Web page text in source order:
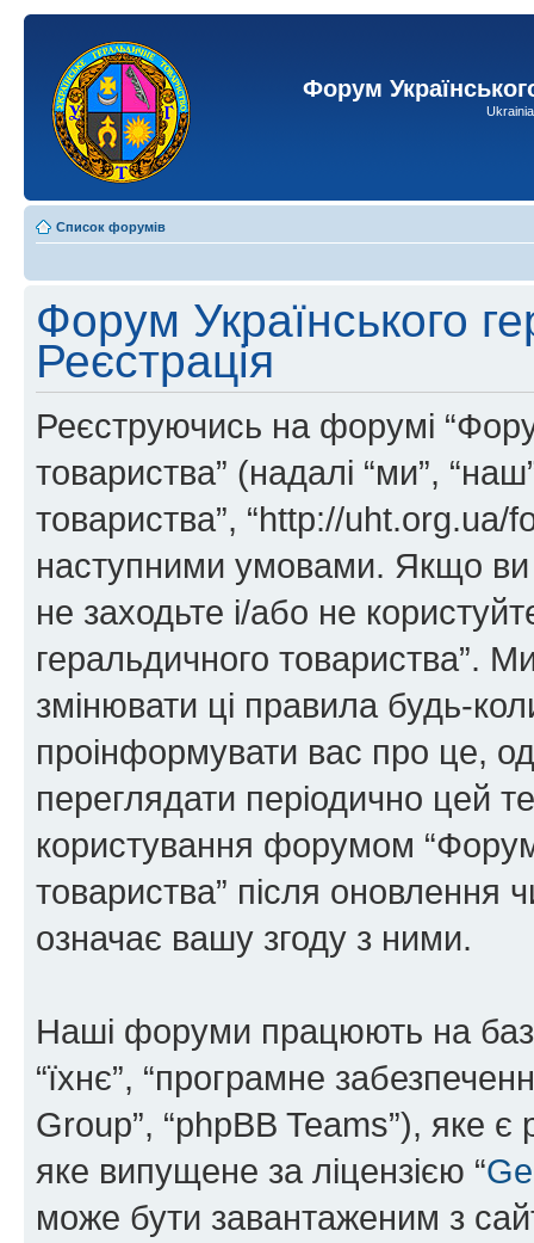
Форум
Список форумів
Форум Українського
Реєстрація
Реєструючись на форумі
товариства” (надалі “ми”,
товариства”, “http://uht.org.ua/
наступними умовами. Якщо ви
не заходьте і/або не
геральдичного товариства”.
змінювати ці правила будь-
проінформувати вас про це,
переглядати періодично цей
користування форумом
товариства” після оновлення
означає вашу згоду з ними.
Наші форуми працюють на
“їхнє”, “програмне
Group”, “phpBB Teams”), яке
яке випущене за ліцензією “
може бути завантаженим з